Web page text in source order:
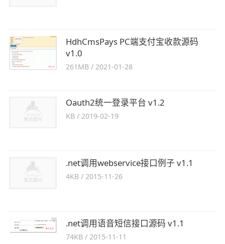
HdhCmsPays PC端支付宝收款源码
v1.0
261MB /2021-01-28
Oauth2统一登录平台 v1.2
KB / 2019-02-19
.net调用webservice接口例子 v1.1
4KB /2015-11-26
.net调用语音短信接口源码 v1.1
74KB /2015-11-11